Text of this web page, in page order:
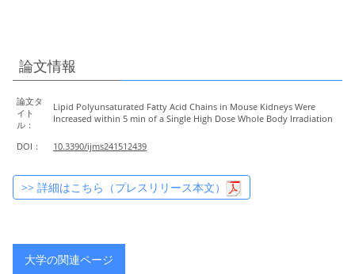
論文情報
論文タ
イト
ル：
Lipid Polyunsaturated Fatty Acid Chains in Mouse Kidneys Were
Increased within 5 min of a Single High Dose Whole Body Irradiation
DOI： 10.3390/ijms241512439
>> 詳細はこちら（プレスリリース本文）
大学の関連ページ